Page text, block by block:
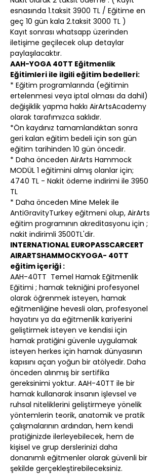
esnasında 1.taksit 3900 TL / Eğitime en
geç 10 gün kala 2.taksit 3000 TL )
Kayıt sonrası whatsapp üzerinden
iletişime geçilecek olup detaylar
paylaşılacaktır.
AAH-YOGA 40TT Eğitmenlik
Eğitimleri ile ilgili eğitim bedelleri:
* Eğitim programlarında (eğitimin
ertelenmesi veya iptal olması da dahil)
değişiklik yapma hakkı AirArtsAcademy
olarak tarafımızca saklıdır.
*Ön kaydınız tamamlandıktan sonra
geri kalan eğitim bedeli için son gün
eğitim tarihinden 10 gün öncedir.
* Daha önceden AirArts Hammock
MODÜL 1 eğitimini almış olanlar için;
4740 TL - Nakit ödeme indirimi ile 3950
TL
* Daha önceden Mine Melek ile
AntiGravityTurkey eğitmeni olup, AirArts
eğitim programının akreditasyonu için ;
nakit indirimli 3500TL'dir.
INTERNATIONAL EUROPASSCARCERT
AIRARTSHAMMOCKYOGA- 40TT
eğitim içeriği :
AAH-40TT  Temel Hamak Eğitmenlik
Eğitimi ; hamak tekniğini profesyonel
olarak öğrenmek isteyen, hamak
eğitmenliğine hevesli olan, profesyonel
hayatını ya da eğitmenlik kariyerini
geliştirmek isteyen ve kendisi için
hamak pratiğini güvenle uygulamak
isteyen herkes için hamak dünyasının
kapısını açan yoğun bir atölyedir. Daha
önceden alınmış bir sertifika
gereksinimi yoktur. AAH-40TT ile bir
hamak kullanarak insanın işlevsel ve
ruhsal niteliklerini geliştirmeye yönelik
yöntemlerin teorik, anatomik ve pratik
çalışmalarının ardından, hem kendi
pratiğinizde ilerleyebilecek, hem de
kişisel ve grup derslerinizi daha
donanımlı eğitmenler olarak güvenli bir
şekilde gerçekleştirebileceksiniz.